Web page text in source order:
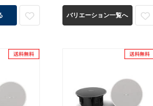
バリエーション一覧へ